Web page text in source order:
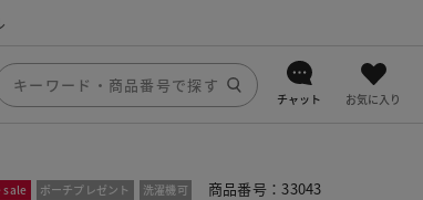
チャット お気に入り
sale ポーチプレゼント 洗濯機可 商品番号：33043